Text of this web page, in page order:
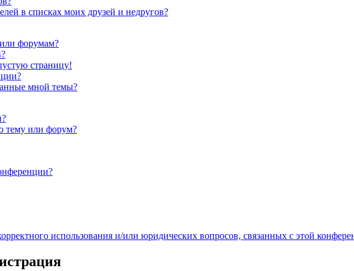
в списках моих друзей и недругов?
форумам?
страницу!
мной темы?
тему или форум?
использования и/или юридических вопросов, связанных с этой